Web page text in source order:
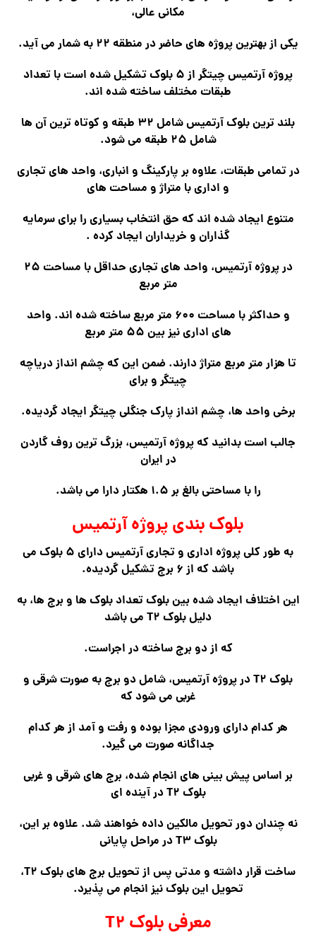
مکانی عالی،
یکی از بهترین پروژه های حاضر در منطقه ۲۲ به شمار می آید.
پروژه آرتمیس چیتگر از ۵ بلوک تشکیل شده است با تعداد
طبقات مختلف ساخته شده اند.
بلند ترین بلوک آرتمیس شامل ۳۲ طبقه و کوتاه ترین آن ها
شامل ۲۵ طبقه می شود.
در تمامی طبقات، علاوه بر پارکینگ و انباری، واحد های تجاری
و اداری با متراژ و مساحت های
متنوع ایجاد شده اند که حق انتخاب بسیاری را برای سرمایه
گذاران و خریداران ایجاد کرده .
در پروژه آرتمیس، واحد های تجاری حداقل با مساحت ۲۵
متر مربع
و حداکثر با مساحت ۶۰۰ متر مربع ساخته شده اند. واحد
های اداری نیز بین ۵۵ متر مربع
تا هزار متر مربع متراژ دارند. ضمن این که چشم انداز دریاچه
چیتگر و برای
برخی واحد ها، چشم انداز پارک جنگلی چیتگر ایجاد گردیده.
جالب است بدانید که پروژه آرتمیس، بزرگ ترین روف گاردن
در ایران
را با مساحتی بالغ بر ۱.۵ هکتار دارا می باشد.
بلوک بندی پروژه آرتمیس
به طور کلی پروژه اداری و تجاری آرتمیس دارای ۵ بلوک می
باشد که از ۶ برج تشکیل گردیده.
این اختلاف ایجاد شده بین بلوک تعداد بلوک ها و برج ها، به
دلیل بلوک T۲ می باشد
که از دو برج ساخته در اجراست.
بلوک T۲ در پروژه آرتمیس، شامل دو برج به صورت شرقی و
غربی می شود که
هر کدام دارای ورودی مجزا بوده و رفت و آمد از هر کدام
جداگانه صورت می گیرد.
بر اساس پیش بینی های انجام شده، برج های شرقی و غربی
بلوک T۲ در آینده ای
نه چندان دور تحویل مالکین داده خواهند شد. علاوه بر این،
بلوک T۳ در مراحل پایانی
ساخت قرار داشته و مدتی پس از تحویل برج های بلوک T۲،
تحویل این بلوک نیز انجام می پذیرد.
معرفی بلوک T۲